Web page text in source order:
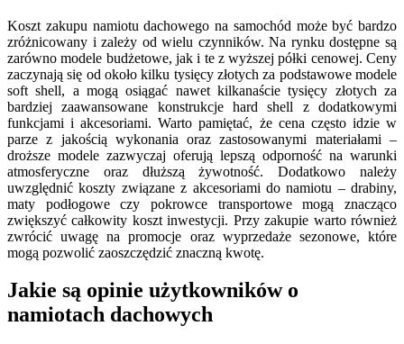
Koszt zakupu namiotu dachowego na samochód może być bardzo
zróżnicowany i zależy od wielu czynników. Na rynku dostępne są
zarówno modele budżetowe, jak i te z wyższej półki cenowej. Ceny
zaczynają się od około kilku tysięcy złotych za podstawowe modele
soft shell, a mogą osiągać nawet kilkanaście tysięcy złotych za
bardziej zaawansowane konstrukcje hard shell z dodatkowymi
funkcjami i akcesoriami. Warto pamiętać, że cena często idzie w
parze z jakością wykonania oraz zastosowanymi materiałami –
droższe modele zazwyczaj oferują lepszą odporność na warunki
atmosferyczne oraz dłuższą żywotność. Dodatkowo należy
uwzględnić koszty związane z akcesoriami do namiotu – drabiny,
maty podłogowe czy pokrowce transportowe mogą znacząco
zwiększyć całkowity koszt inwestycji. Przy zakupie warto również
zwrócić uwagę na promocje oraz wyprzedaże sezonowe, które
mogą pozwolić zaoszczędzić znaczną kwotę.
Jakie są opinie użytkowników o
namiotach dachowych